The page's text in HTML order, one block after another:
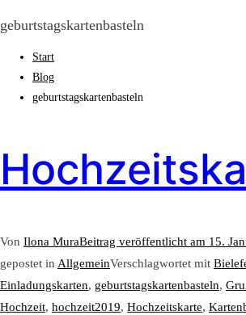
geburtstagskartenbasteln
Start
Blog
geburtstagskartenbasteln
Von Ilona MuraBeitrag veröffentlicht am 15.
gepostet in AllgemeinVerschlagwortet mit
Einladungskarten, geburtstagskartenbasteln,
Hochzeit, hochzeit2019, Hochzeitskarte,